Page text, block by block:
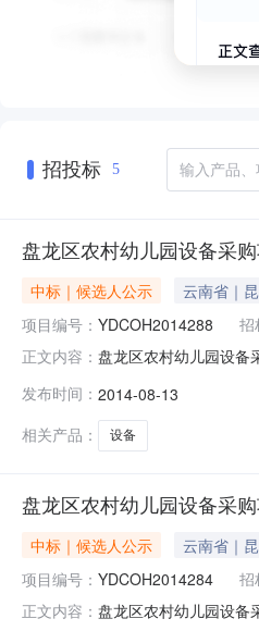
招投标 5
盘龙区农村幼儿园设备采
中标｜候选人公示 云南省｜
项目编号： YDCOH2014288 招
正文内容： 盘龙区农村幼儿园设备
经评审的最低价法开标
名
发布时间： 2014-08-13
相关产品：
设备
盘龙区农村幼儿园设备采
中标｜候选人公示 云南省｜
项目编号： YDCOH2014284 招
正文内容： 盘龙区农村幼儿园设备